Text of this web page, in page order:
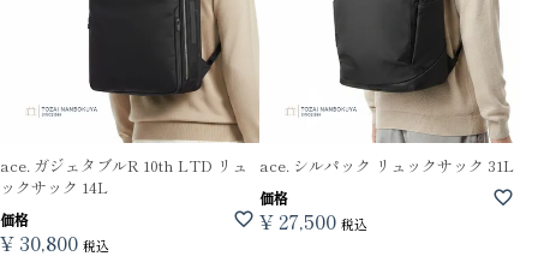
ace. ガジェタブルR 10th LTD リュ
ックサック 14L
価格
¥ 30,800 税込
ace. シルパック リュックサック 31L
価格
¥27,500 税込